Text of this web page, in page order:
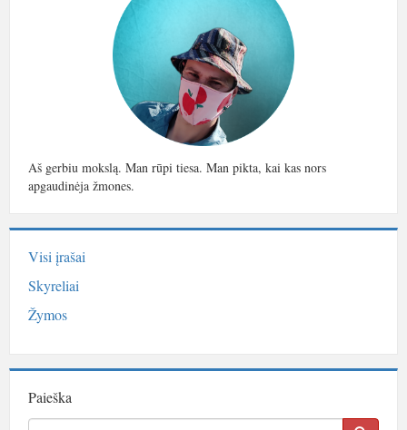
Aš gerbiu mokslą. Man rūpi tiesa. Man pikta, kai kas nors
apgaudinėja žmones.
Visi įrašai
Skyreliai
Žymos
Paieška